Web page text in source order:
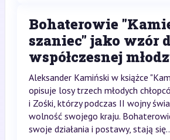
Bohaterowie
szaniec" jako wzór
współczesnej
Aleksander Kamiński w książce
opisuje losy trzech młodych
i Zośki, którzy podczas II wojny
wolność swojego kraju.
swoje działania i postawy, stają